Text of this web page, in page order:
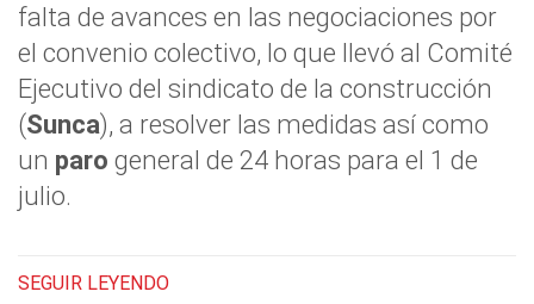
falta de avances en las negociaciones por
el convenio colectivo, lo que llevó al Comité
Ejecutivo del sindicato de la construcción
(Sunca), a resolver las medidas así como
un paro general de 24 horas para el 1 de
julio.
SEGUIR LEYENDO